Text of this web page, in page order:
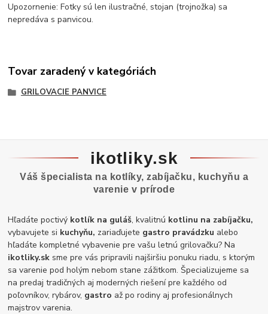
Upozornenie: Fotky sú len ilustračné, stojan (trojnožka) sa
nepredáva s panvicou.
Tovar zaradený v kategóriách
GRILOVACIE PANVICE
ikotliky.sk
Váš špecialista na kotlíky, zabíjačku, kuchyňu a
varenie v prírode
Hľadáte poctivý kotlík na guláš, kvalitnú kotlinu na zabíjačku,
vybavujete si kuchyňu, zariaďujete gastro pravádzku alebo
hľadáte kompletné vybavenie pre vašu letnú grilovačku? Na
ikotliky.sk sme pre vás pripravili najširšiu ponuku riadu, s ktorým
sa varenie pod holým nebom stane zážitkom. Špecializujeme sa
na predaj tradičných aj moderných riešení pre každého od
poľovníkov, rybárov, gastro až po rodiny aj profesionálnych
majstrov varenia.